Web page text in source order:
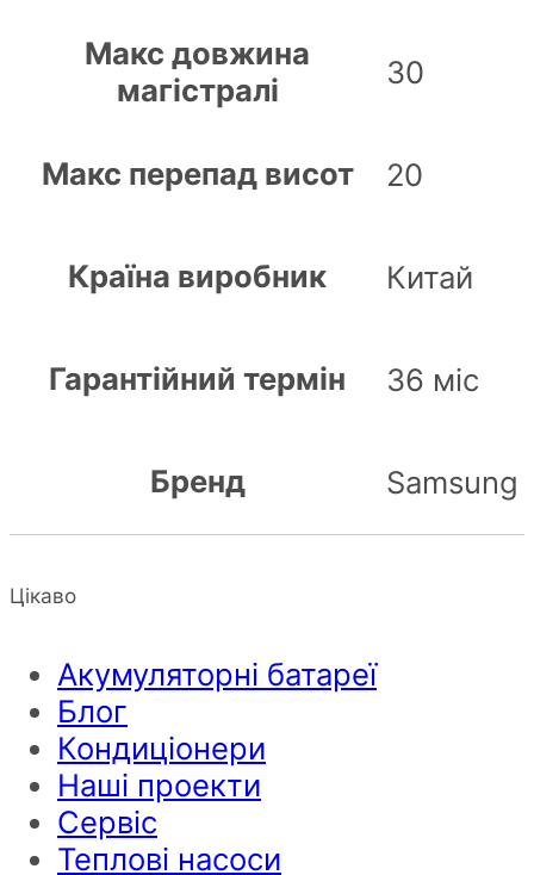
Макс довжина
магістралі
30
Макс перепад висот 20
Країна виробник Китай
Гарантійний термін 36 міс
Бренд Samsung
Цікаво
Акумуляторні батареї
Блог
Кондиціонери
Наші проекти
Сервіс
Теплові насоси